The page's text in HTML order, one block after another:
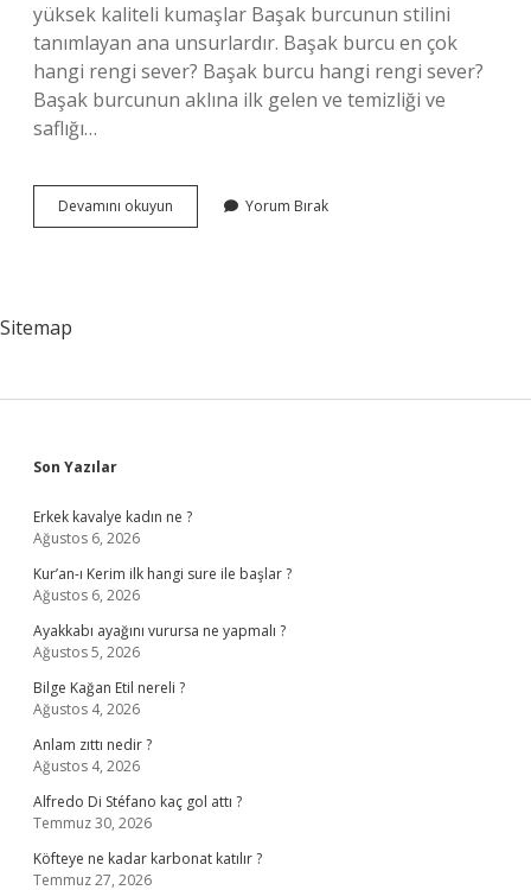
yüksek kaliteli kumaşlar Başak burcunun stilini
tanımlayan ana unsurlardır. Başak burcu en çok
hangi rengi sever? Başak burcu hangi rengi sever?
Başak burcunun aklına ilk gelen ve temizliği ve
saflığı…
Devamını okuyun
Burcu
Yorum Bırak
Sitemap
Sidebar
Son Yazılar
Erkek kavalye kadın ne ?
Ağustos 6, 2026
Kur’an-ı Kerim ilk hangi sure ile başlar ?
Ağustos 6, 2026
Ayakkabı ayağını vurursa ne yapmalı ?
Ağustos 5, 2026
Bilge Kağan Etil nereli ?
Ağustos 4, 2026
Anlam zıttı nedir ?
Ağustos 4, 2026
Alfredo Di Stéfano kaç gol attı ?
Temmuz 30, 2026
Köfteye ne kadar karbonat katılır ?
Temmuz 27, 2026